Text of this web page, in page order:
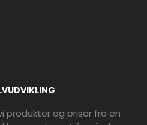
produkter og priser fra en